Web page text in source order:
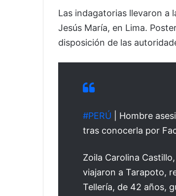
Las indagatorias llevaron a
Jesús María, en Lima.
disposición de las
#PERÚ | Hombre
tras conocerla por
Zoila Carolina
viajaron a Tarapoto,
Tellería, de 42 años,